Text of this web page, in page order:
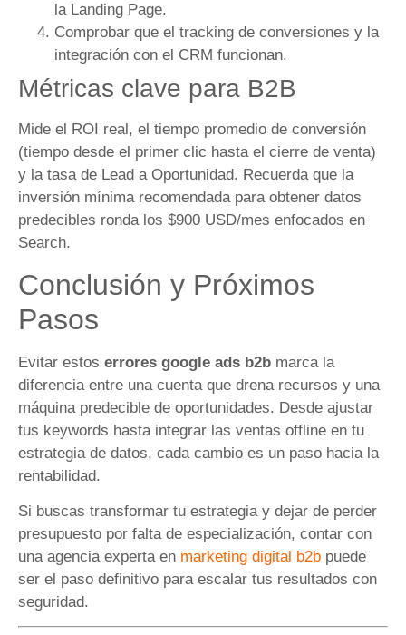
la Landing Page.
Comprobar que el tracking de conversiones y la
integración con el CRM funcionan.
Métricas clave para B2B
Mide el ROI real, el tiempo promedio de conversión
(tiempo desde el primer clic hasta el cierre de venta)
y la tasa de Lead a Oportunidad. Recuerda que la
inversión mínima recomendada para obtener datos
predecibles ronda los $900 USD/mes enfocados en
Search.
Conclusión y Próximos
Pasos
Evitar estos errores google ads b2b marca la
diferencia entre una cuenta que drena recursos y una
máquina predecible de oportunidades. Desde ajustar
tus keywords hasta integrar las ventas offline en tu
estrategia de datos, cada cambio es un paso hacia la
rentabilidad.
Si buscas transformar tu estrategia y dejar de perder
presupuesto por falta de especialización, contar con
una agencia experta en marketing digital b2b puede
ser el paso definitivo para escalar tus resultados con
seguridad.